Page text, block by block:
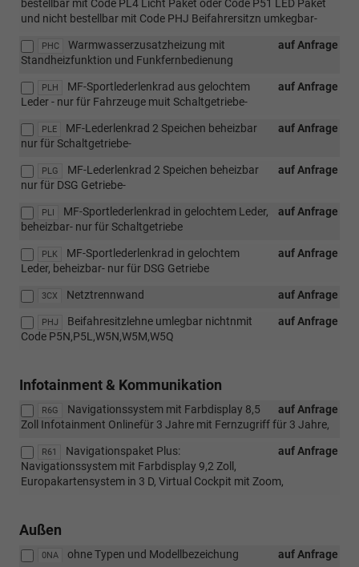
bestellbar mit Code PL4 Licht Paket oder Code P51 LED Paket
und nicht bestellbar mit Code PHJ Beifahrersitzn umkegbar-
PHC auf Anfrage
Warmwasserzusatzheizung mit
Standheizfunktion und Funkfernbedienung
PLH auf Anfrage
MF-Sportlederlenkrad aus gelochtem
Leder - nur für Fahrzeuge muit Schaltgetriebe-
PLE auf Anfrage
MF-Lederlenkrad 2 Speichen beheizbar
nur für Schaltgetriebe-
PLG auf Anfrage
MF-Lederlenkrad 2 Speichen beheizbar
nur für DSG Getriebe-
PLI auf Anfrage
MF-Sportlederlenkrad in gelochtem Leder,
beheizbar- nur für Schaltgetriebe
PLK auf Anfrage
MF-Sportlederlenkrad in gelochtem
Leder, beheizbar- nur für DSG Getriebe
3CX auf Anfrage
Netztrennwand
PHJ auf Anfrage
Beifahresitzlehne umlegbar nichtnmit
Code P5N,P5L,W5N,W5M,W5Q
Infotainment & Kommunikation
R6G auf Anfrage
Navigationssystem mit Farbdisplay 8,5
Zoll Infotainment Onlinefür 3 Jahre mit Fernzugriff für 3 Jahre,
R61 auf Anfrage
Navigationspaket Plus:
Navigationssystem mit Farbdisplay 9,2 Zoll,
Europakartensystem in 3 D, Virtual Cockpit mit Zoom,
Außen
0NA auf Anfrage
ohne Typen und Modellbezeichung